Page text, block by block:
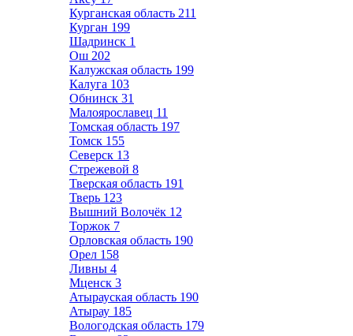
Курганская область 211
Курган 199
Шадринск 1
Ош 202
Калужская область 199
Калуга 103
Обнинск 31
Малоярославец 11
Томская область 197
Томск 155
Северск 13
Стрежевой 8
Тверская область 191
Тверь 123
Вышний Волочёк 12
Торжок 7
Орловская область 190
Орел 158
Ливны 4
Мценск 3
Атырауская область 190
Атырау 185
Вологодская область 179